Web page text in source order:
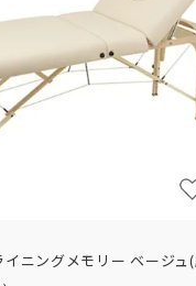
イニングメモリー ベージュ